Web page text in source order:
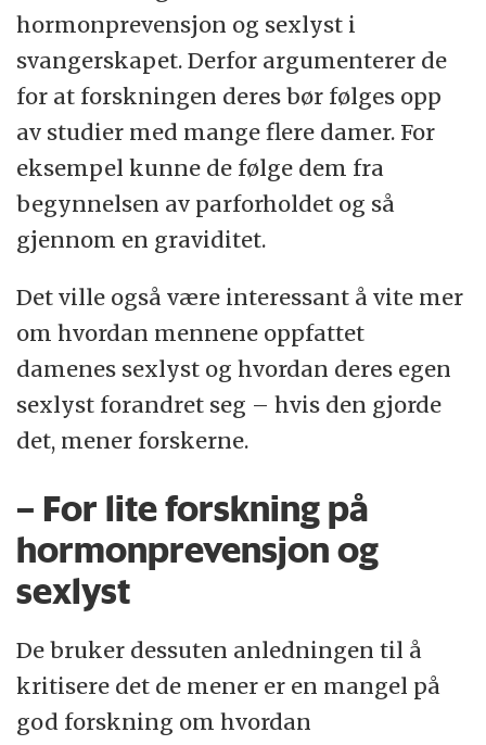
hormonprevensjon og sexlyst i
svangerskapet. Derfor argumenterer de
for at forskningen deres bør følges opp
av studier med mange flere damer. For
eksempel kunne de følge dem fra
begynnelsen av parforholdet og så
gjennom en graviditet.
Det ville også være interessant å vite mer
om hvordan mennene oppfattet
damenes sexlyst og hvordan deres egen
sexlyst forandret seg – hvis den gjorde
det, mener forskerne.
– For lite forskning på
hormonprevensjon og
sexlyst
De bruker dessuten anledningen til å
kritisere det de mener er en mangel på
god forskning om hvordan